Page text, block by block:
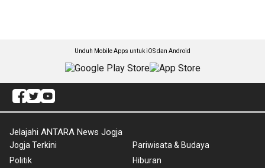
Unduh Mobile Apps untuk iOS dan Android
Jelajahi ANTARA News Jogja
Jogja Terkini
Politik
Pariwisata & Budaya
Hiburan